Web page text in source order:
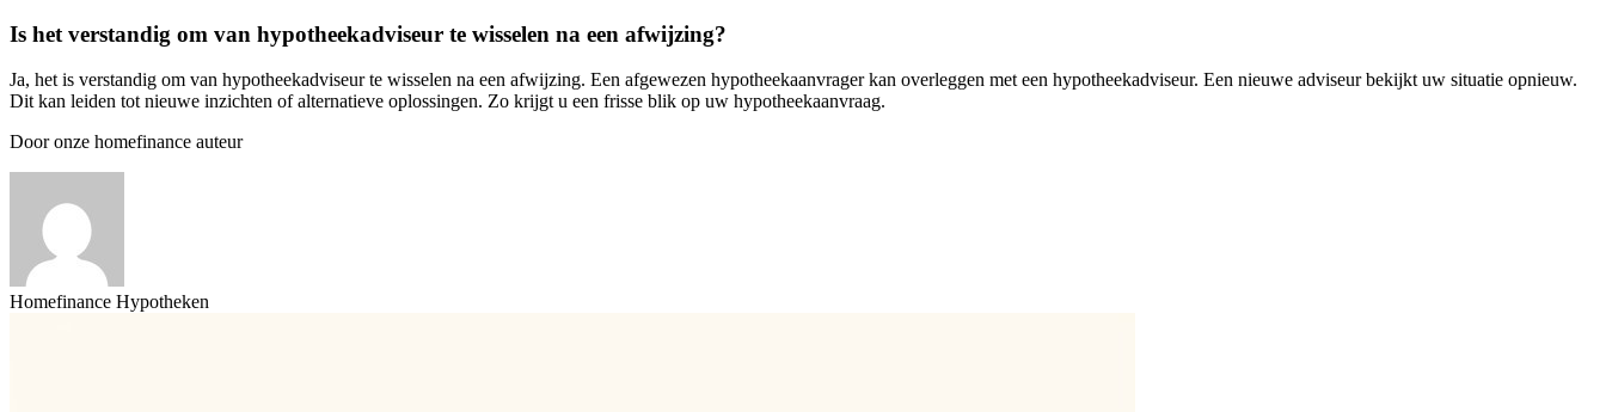
Is het verstandig om van hypotheekadviseur te wisselen na een afwijzing?
Ja, het is verstandig om van hypotheekadviseur te wisselen na een afwijzing. Een afgewezen hypotheekaanvrager kan overleggen met een hypotheekadviseur. Een nieuwe adviseur bekijkt uw situatie opnieuw.
Dit kan leiden tot nieuwe inzichten of alternatieve oplossingen. Zo krijgt u een frisse blik op uw hypotheekaanvraag.
Door onze homefinance auteur
Homefinance Hypotheken